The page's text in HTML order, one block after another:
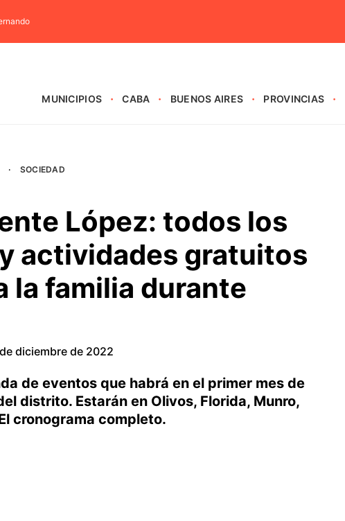
MUNICIPIOS CABA BUENOS AIRES PROVINCIAS
· SOCIEDAD
López: todos los
actividades gratuitos
la familia durante
diciembre de 2022
de eventos que habrá en el primer mes de
distrito. Estarán en Olivos, Florida, Munro,
cronograma completo.